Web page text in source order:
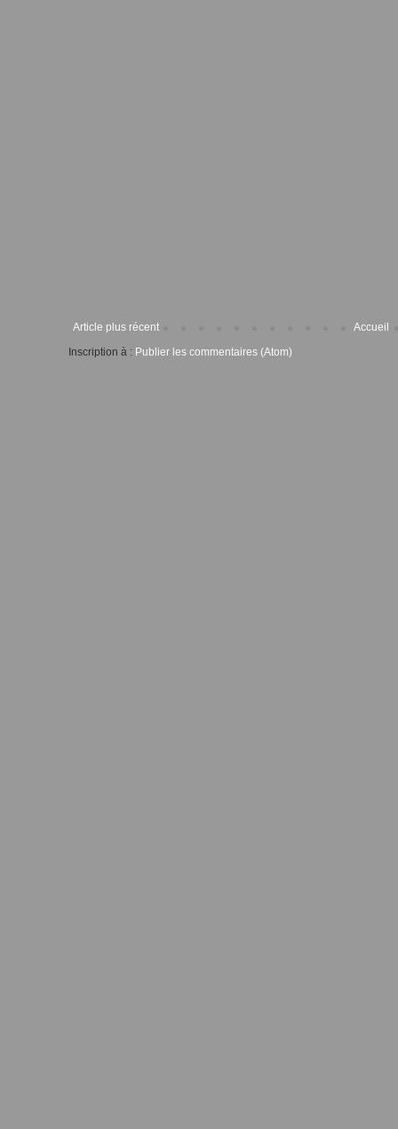
Article plus récent
Accueil
Inscription à : Publier les commentaires (Atom)